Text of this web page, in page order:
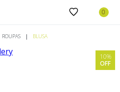
ROUPAS BLUSA
10%
OFF